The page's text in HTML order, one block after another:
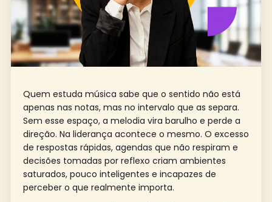
Quem estuda música sabe que o sentido não está
apenas nas notas, mas no intervalo que as separa.
Sem esse espaço, a melodia vira barulho e perde a
direção. Na liderança acontece o mesmo. O excesso
de respostas rápidas, agendas que não respiram e
decisões tomadas por reflexo criam ambientes
saturados, pouco inteligentes e incapazes de
perceber o que realmente importa.